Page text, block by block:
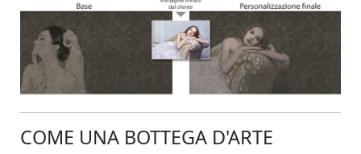
COME UNA BOTTEGA D'ARTE